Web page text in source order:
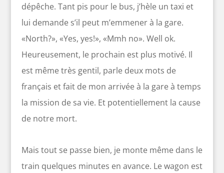
dépêche. Tant pis pour le bus, j’hèle un taxi et
lui demande s’il peut m’emmener à la gare.
«North?», «Yes, yes!», «Mmh no». Well ok.
Heureusement, le prochain est plus motivé. Il
est même très gentil, parle deux mots de
français et fait de mon arrivée à la gare à temps
la mission de sa vie. Et potentiellement la cause
de notre mort.
Mais tout se passe bien, je monte même dans le
train quelques minutes en avance. Le wagon est